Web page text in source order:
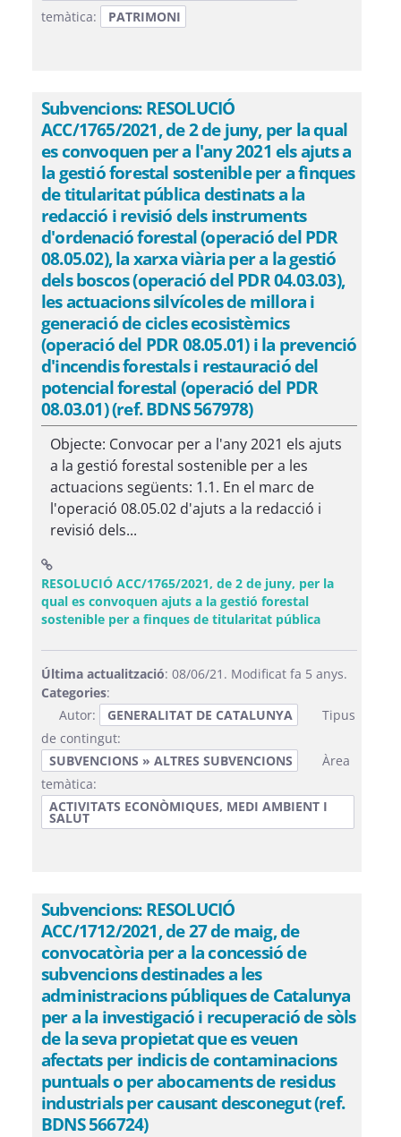
temàtica: PATRIMONI
Subvencions: RESOLUCIÓ
ACC/1765/2021, de 2 de juny, per la qual
es convoquen per a l'any 2021 els ajuts a
la gestió forestal sostenible per a finques
de titularitat pública destinats a la
redacció i revisió dels instruments
d'ordenació forestal (operació del PDR
08.05.02), la xarxa viària per a la gestió
dels boscos (operació del PDR 04.03.03),
les actuacions silvícoles de millora i
generació de cicles ecosistèmics
(operació del PDR 08.05.01) i la prevenció
d'incendis forestals i restauració del
potencial forestal (operació del PDR
08.03.01) (ref. BDNS 567978)
Objecte: Convocar per a l'any 2021 els ajuts
a la gestió forestal sostenible per a les
actuacions següents: 1.1. En el marc de
l'operació 08.05.02 d'ajuts a la redacció i
revisió dels...
RESOLUCIÓ ACC/1765/2021, de 2 de juny, per la
qual es convoquen ajuts a la gestió forestal
sostenible per a finques de titularitat pública(Obre una
Última actualització: 08/06/21. Modificat fa 5 anys.
Categories:
Autor:
GENERALITAT DE CATALUNYA
Tipus
de contingut:
SUBVENCIONS » ALTRES SUBVENCIONS
Àrea
temàtica:
ACTIVITATS ECONÒMIQUES, MEDI AMBIENT I
SALUT
Subvencions: RESOLUCIÓ
ACC/1712/2021, de 27 de maig, de
convocatòria per a la concessió de
subvencions destinades a les
administracions públiques de Catalunya
per a la investigació i recuperació de sòls
de la seva propietat que es veuen
afectats per indicis de contaminacions
puntuals o per abocaments de residus
industrials per causant desconegut (ref.
BDNS 566724)